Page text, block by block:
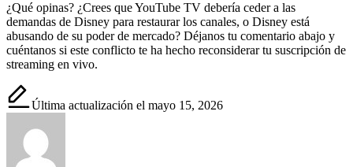
¿Qué opinas? ¿Crees que YouTube TV debería ceder a las
demandas de Disney para restaurar los canales, o Disney está
abusando de su poder de mercado? Déjanos tu comentario abajo y
cuéntanos si este conflicto te ha hecho reconsiderar tu suscripción de
streaming en vivo.
Última actualización el mayo 15, 2026